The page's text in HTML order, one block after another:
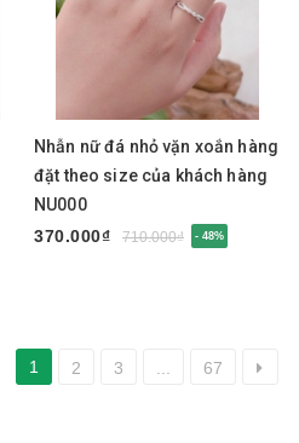
Nhẫn nữ đá nhỏ vặn xoắn hàng
đặt theo size của khách hàng
NU000
370.000₫
710.000₫ - 48%
1 2 3 67